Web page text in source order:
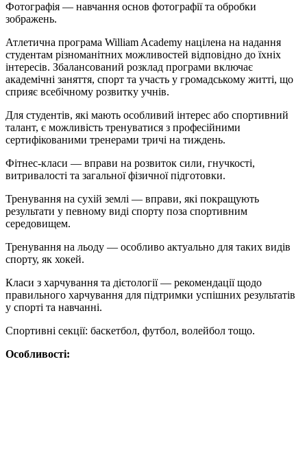
Фотографія — навчання основ фотографії та обробки
зображень.
Атлетична програма William Academy націлена на надання
студентам різноманітних можливостей відповідно до їхніх
інтересів. Збалансований розклад програми включає
академічні заняття, спорт та участь у громадському житті, що
сприяє всебічному розвитку учнів.
Для студентів, які мають особливий інтерес або спортивний
талант, є можливість тренуватися з професійними
сертифікованими тренерами тричі на тиждень.
Фітнес-класи — вправи на розвиток сили, гнучкості,
витривалості та загальної фізичної підготовки.
Тренування на сухій землі — вправи, які покращують
результати у певному виді спорту поза спортивним
середовищем.
Тренування на льоду — особливо актуально для таких видів
спорту, як хокей.
Класи з харчування та дієтології — рекомендації щодо
правильного харчування для підтримки успішних результатів
у спорті та навчанні.
Спортивні секції: баскетбол, футбол, волейбол тощо.
Особливості: